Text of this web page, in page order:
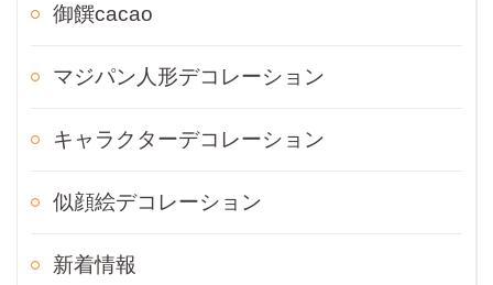
御饌cacao
マジパン人形デコレーション
キャラクターデコレーション
似顔絵デコレーション
新着情報